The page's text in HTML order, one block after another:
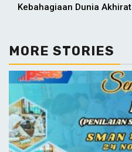
Kebahagiaan Dunia Akhirat
MORE STORIES